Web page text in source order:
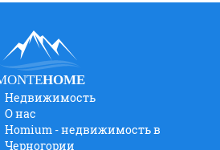
HOME
Недвижимость
О нас
Homium - недвижимость в
Черногории